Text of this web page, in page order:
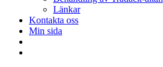
Länkar
Kontakta oss
Min sida